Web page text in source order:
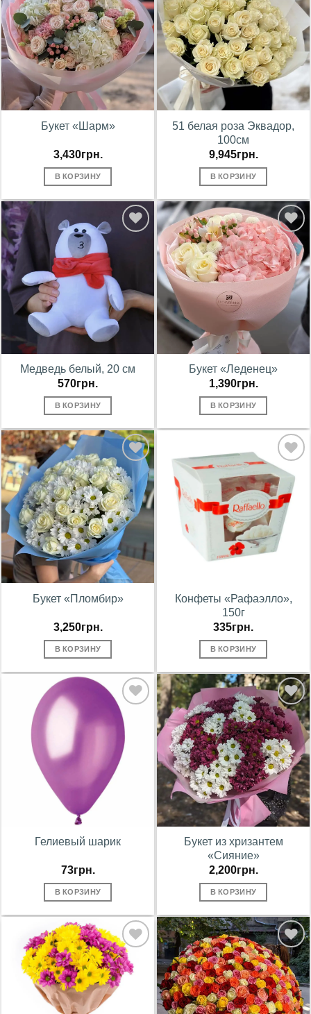
избранное
Букет «Шарм»
3,430грн.
В КОРЗИНУ
избранное
51 белая роза Эквадор,
100см
9,945грн.
В КОРЗИНУ
избранное
Медведь белый, 20 см
570грн.
В КОРЗИНУ
В
избранное
Букет «Леденец»
1,390грн.
В КОРЗИНУ
В
избранное
Букет «Пломбир»
3,250грн.
В КОРЗИНУ
В
избранное
Конфеты «Рафаэлло»,
150г
335грн.
В КОРЗИНУ
В
избранное
Гелиевый шарик
73грн.
В КОРЗИНУ
В
избранное
Букет из хризантем
«Сияние»
2,200грн.
В КОРЗИНУ
В
избранное
В
избранное